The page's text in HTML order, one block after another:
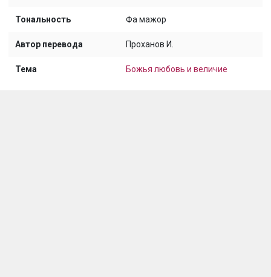
Тональность Фа мажор
Автор перевода Проханов И.
Тема Божья любовь и величие